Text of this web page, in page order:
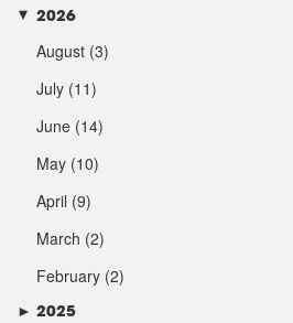
► 2026
August (3)
July (11)
June (14)
May (10)
April (9)
March (2)
February (2)
► 2025